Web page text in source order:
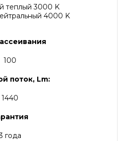
теплый 3000 K
4000 K
100
поток, Lm:
1440
года